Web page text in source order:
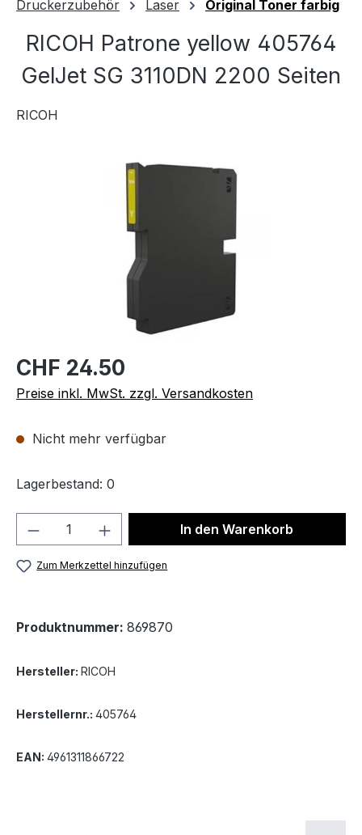
Druckerzubehör Laser Original Toner farbig
RICOH Patrone yellow 405764
GelJet SG 3110DN 2200 Seiten
RICOH
Bildergalerie überspringen
CHF 24.50
Preise inkl. MwSt. zzgl. Versandkosten
Nicht mehr verfügbar
Lagerbestand: 0
Produkt Anzahl: Gib denIn den Warenkorb
Zum Merkzettel hinzufügen
Produktnummer: 869870
Hersteller: RICOH
Herstellernr.: 405764
EAN: 4961311866722